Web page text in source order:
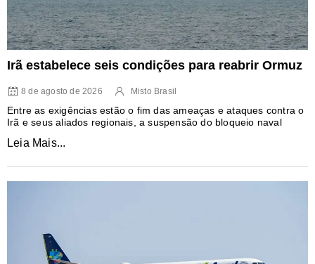
Irã estabelece seis condições para reabrir Ormuz
8 de agosto de 2026 Misto Brasil
Entre as exigências estão o fim das ameaças e ataques contra o
Irã e seus aliados regionais, a suspensão do bloqueio naval
Leia Mais...